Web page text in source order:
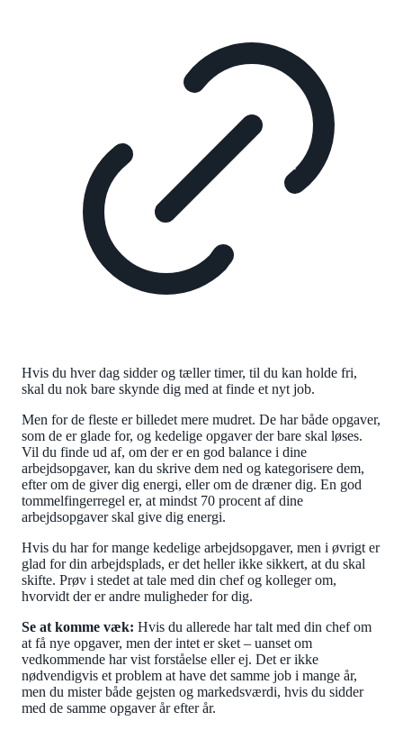
Hvis du hver dag sidder og tæller timer, til du kan holde fri,
skal du nok bare skynde dig med at finde et nyt job.
Men for de fleste er billedet mere mudret. De har både opgaver,
som de er glade for, og kedelige opgaver der bare skal løses.
Vil du finde ud af, om der er en god balance i dine
arbejdsopgaver, kan du skrive dem ned og kategorisere dem,
efter om de giver dig energi, eller om de dræner dig. En god
tommelfingerregel er, at mindst 70 procent af dine
arbejdsopgaver skal give dig energi.
Hvis du har for mange kedelige arbejdsopgaver, men i øvrigt er
glad for din arbejdsplads, er det heller ikke sikkert, at du skal
skifte. Prøv i stedet at tale med din chef og kolleger om,
hvorvidt der er andre muligheder for dig.
Se at komme væk: Hvis du allerede har talt med din chef om
at få nye opgaver, men der intet er sket – uanset om
vedkommende har vist forståelse eller ej. Det er ikke
nødvendigvis et problem at have det samme job i mange år,
men du mister både gejsten og markedsværdi, hvis du sidder
med de samme opgaver år efter år.